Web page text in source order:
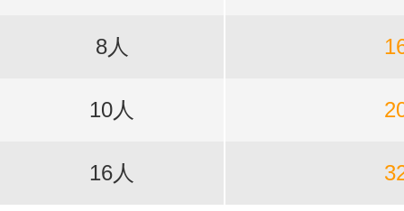
8人
10人
16人